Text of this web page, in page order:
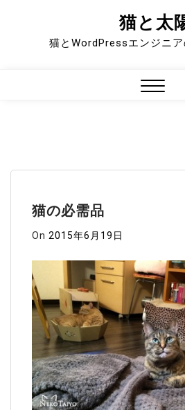
猫と太
猫とWordPressエンジニ
猫の必需品
On 2015年6月19日